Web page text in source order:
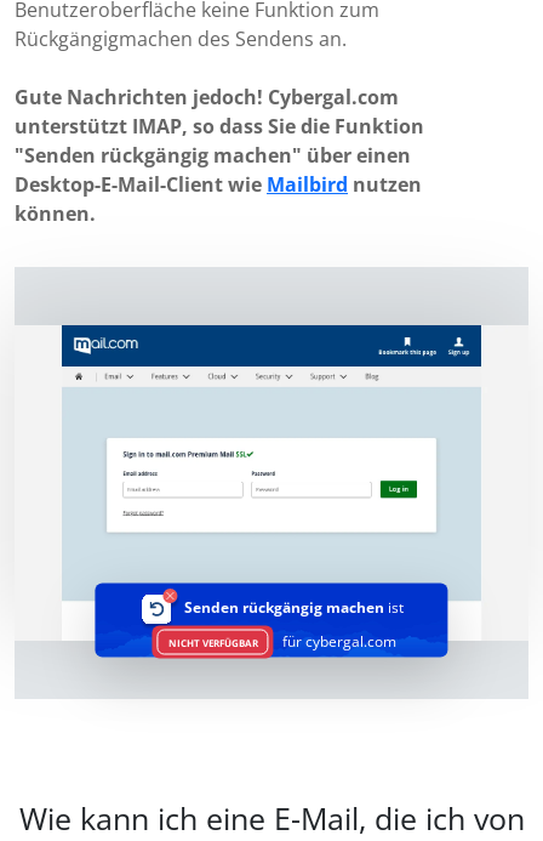
Benutzeroberfläche keine Funktion zum
Rückgängigmachen des Sendens an.
Gute Nachrichten jedoch! Cybergal.com
unterstützt IMAP, so dass Sie die Funktion
"Senden rückgängig machen" über einen
Desktop-E-Mail-Client wie Mailbird nutzen
können.
Senden rückgängig machen ist
NICHT VERFÜGBAR für cybergal.com
Wie kann ich eine E-Mail, die ich von